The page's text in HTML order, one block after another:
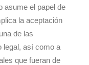
asume el papel de
la aceptación
de las
legal, así como a
que fueran de